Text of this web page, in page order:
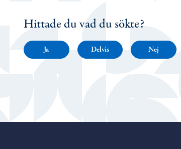
Hittade du vad du sökte?
Ja Delvis Nej